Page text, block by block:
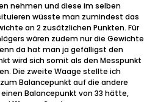
nehmen und diese im selben
wüsste man zumindest das
an 2 zusätzlichen Punkten. Für
wären zudem nur die Gewichte
da hat man ja gefälligst den
wird sich somit als den Messpunkt
Die zweite Waage stellte ich
Balancepunkt auf die andere
Balancepunkt von 33 hätte,